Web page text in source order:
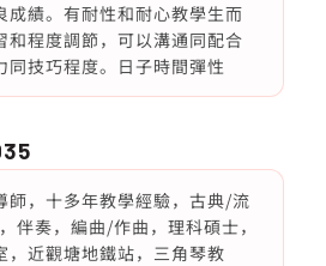
成績。有耐性和耐心教學生而
和程度調節，可以溝通同配合
同技巧程度。日子時間彈性
師，十多年教學經驗，古典/流
伴奏，編曲/作曲，理科碩士，
，近觀塘地鐵站，三角琴教